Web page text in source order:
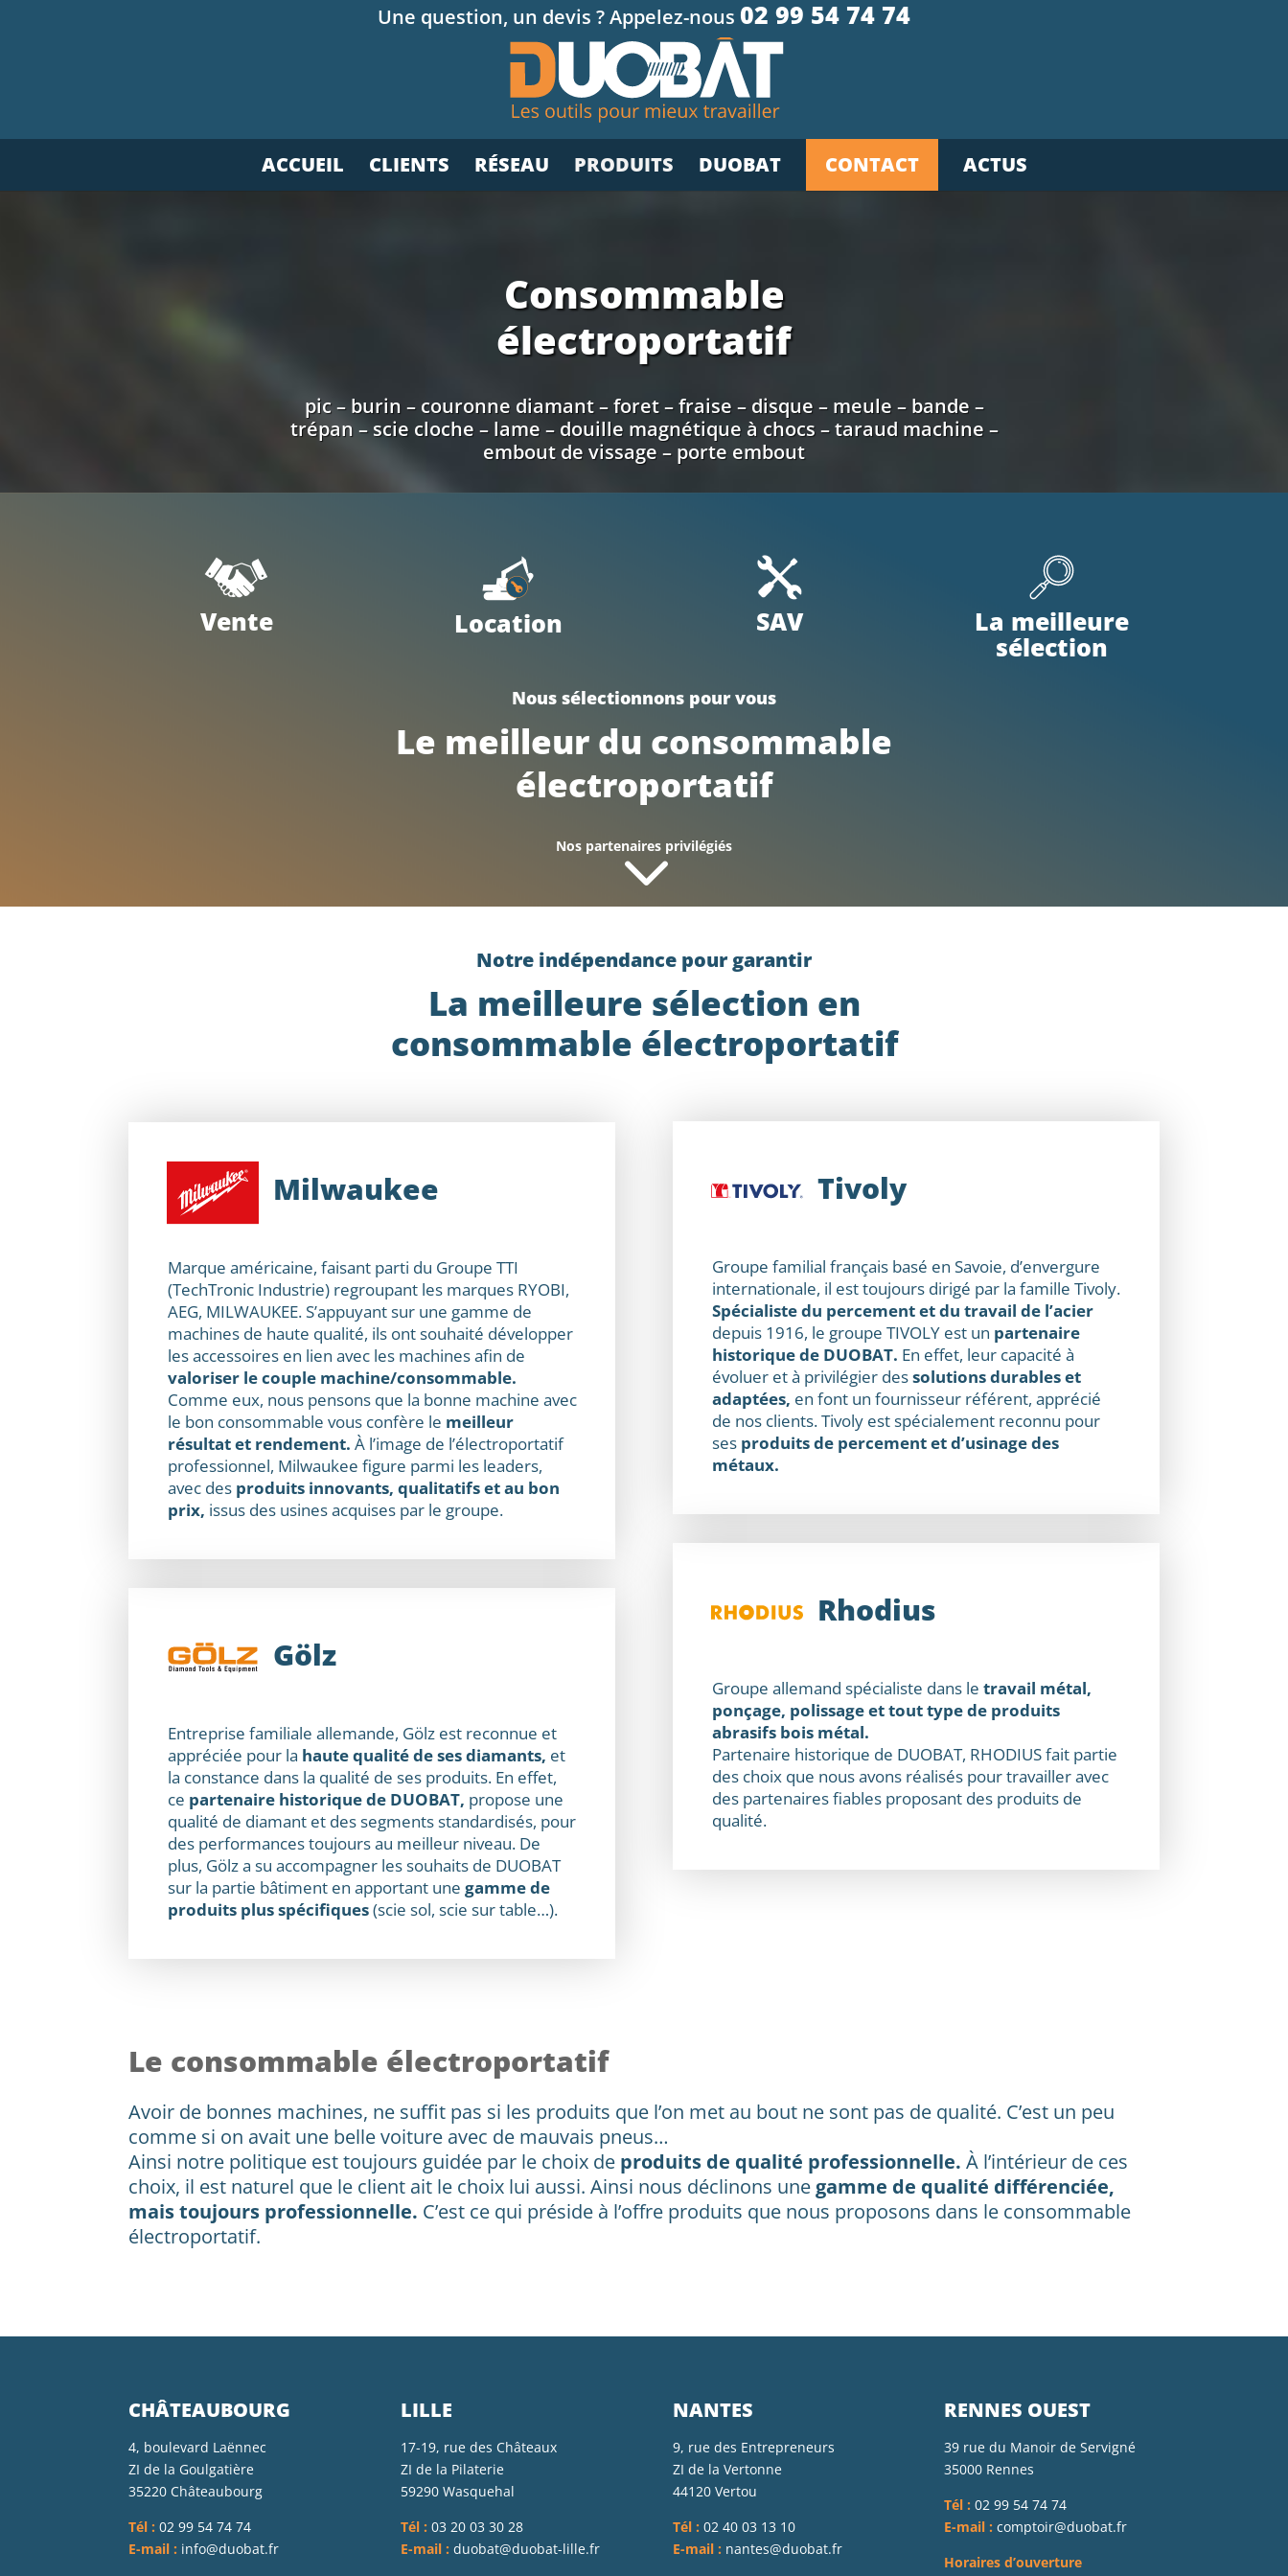
Une question, un devis ? Appelez-nous 02 99 54 74 74
ACCUEIL CLIENTS RÉSEAU PRODUITS DUOBAT CONTACT ACTUS
Consommable
électroportatif
pic – burin – couronne diamant – foret – fraise – disque – meule – bande –
trépan – scie cloche – lame – douille magnétique à chocs – taraud machine –
embout de vissage – porte embout
Vente Location SAV La meilleure
sélection
Nous sélectionnons pour vous
Le meilleur du consommable
électroportatif
Nos partenaires privilégiés
3
Notre indépendance pour garantir
La meilleure sélection en
consommable électroportatif
Milwaukee
Marque américaine, faisant parti du Groupe TTI
(TechTronic Industrie) regroupant les marques RYOBI,
AEG, MILWAUKEE. S’appuyant sur une gamme de
machines de haute qualité, ils ont souhaité développer
les accessoires en lien avec les machines afin de
valoriser le couple machine/consommable.
Comme eux, nous pensons que la bonne machine avec
le bon consommable vous confère le meilleur
résultat et rendement. À l’image de l’électroportatif
professionnel, Milwaukee figure parmi les leaders,
avec des produits innovants, qualitatifs et au bon
prix, issus des usines acquises par le groupe.
Gölz
Entreprise familiale allemande, Gölz est reconnue et
appréciée pour la haute qualité de ses diamants, et
la constance dans la qualité de ses produits. En effet,
ce partenaire historique de DUOBAT, propose une
qualité de diamant et des segments standardisés, pour
des performances toujours au meilleur niveau. De
plus, Gölz a su accompagner les souhaits de DUOBAT
sur la partie bâtiment en apportant unegamme de
produits plus spécifiques(scie sol, scie sur table…).
Tivoly
Groupe familial français basé en Savoie, d’envergure
internationale, il est toujours dirigé par la famille Tivoly.
Spécialiste du percement et du travail de l’acier
depuis 1916, le groupe TIVOLY est un partenaire
historique de DUOBAT. En effet, leur capacité à
évoluer et à privilégier dessolutions durables et
adaptées, en font un fournisseur référent, apprécié
de nos clients. Tivoly est spécialement reconnu pour
ses produits de percement et d’usinage des
métaux.
Rhodius
Groupe allemand spécialiste dans le travail métal,
ponçage, polissage et tout type de produits
abrasifs bois métal.
Partenaire historique de DUOBAT, RHODIUS fait partie
des choix que nous avons réalisés pour travailler avec
des partenaires fiables proposant des produits de
qualité.
Le consommable électroportatif
Avoir de bonnes machines, ne suffit pas si les produits que l’on met au bout ne sont pas de qualité. C’est un peu
comme si on avait une belle voiture avec de mauvais pneus…
Ainsi notre politique est toujours guidée par le choix de produits de qualité professionnelle. À l’intérieur de ces
choix, il est naturel que le client ait le choix lui aussi. Ainsi nous déclinons une gamme de qualité différenciée,
mais toujours professionnelle. C’est ce qui préside à l’offre produits que nous proposons dans le consommable
électroportatif.
CHÂTEAUBOURG
4, boulevard Laënnec
ZI de la Goulgatière
35220 Châteaubourg
Tél : 02 99 54 74 74
E-mail : info@duobat.fr
LILLE
17-19, rue des Châteaux
ZI de la Pilaterie
59290 Wasquehal
Tél : 03 20 03 30 28
E-mail : duobat@duobat-lille.fr
NANTES
9, rue des Entrepreneurs
ZI de la Vertonne
44120 Vertou
Tél : 02 40 03 13 10
E-mail : nantes@duobat.fr
RENNES OUEST
39 rue du Manoir de Servigné
35000 Rennes
Tél : 02 99 54 74 74
E-mail : comptoir@duobat.fr
Horaires d’ouverture